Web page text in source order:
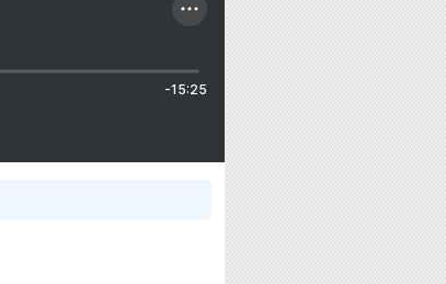
-15:25